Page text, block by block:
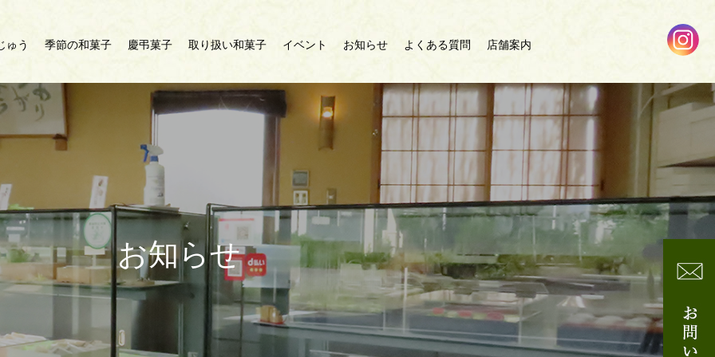
ゅう 季節の和菓子 慶弔菓子 取り扱い和菓子 イベント お知らせ よくある質問 店舗案内
お知らせ